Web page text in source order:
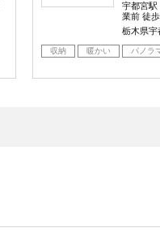
宇都宮駅
業前 徒
栃木県宇
収納 暖かい パノラ